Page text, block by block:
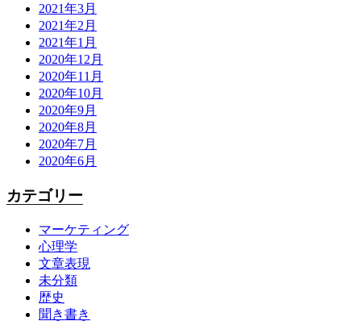
2021年3月
2021年2月
2021年1月
2020年12月
2020年11月
2020年10月
2020年9月
2020年8月
2020年7月
2020年6月
カテゴリー
マーケティング
心理学
文章表現
未分類
歴史
聞き書き